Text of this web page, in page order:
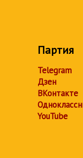
Партия
Telegram
Дзен
ВКонтакте
YouTube